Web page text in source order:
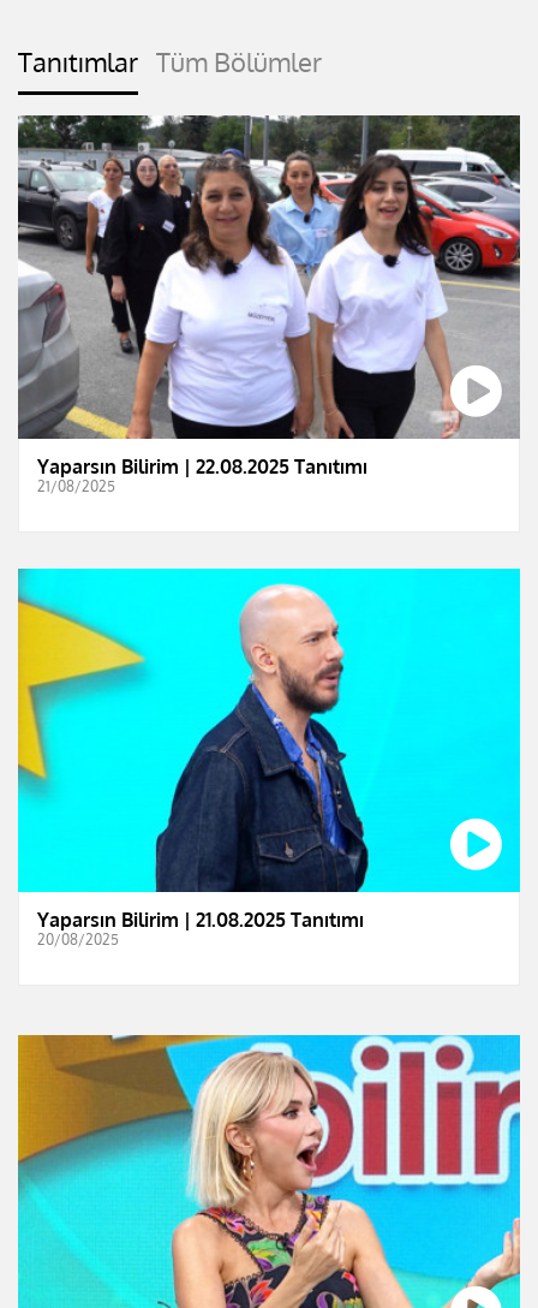
Tanıtımlar Tüm Bölümler
Yaparsın Bilirim | 22.08.2025 Tanıtımı
21/08/2025
Yaparsın Bilirim | 21.08.2025 Tanıtımı
20/08/2025